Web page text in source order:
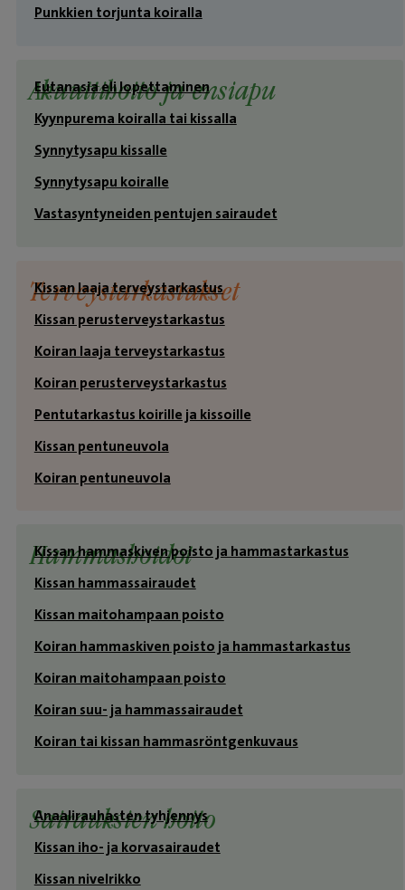
Punkkien torjunta koiralla
Akuuttihoito ja ensiapu
Eutanasia eli lopettaminen
Kyynpurema koiralla tai kissalla
Synnytysapu kissalle
Synnytysapu koiralle
Vastasyntyneiden pentujen sairaudet
Terveystarkastukset
Kissan laaja terveystarkastus
Kissan perusterveystarkastus
Koiran laaja terveystarkastus
Koiran perusterveystarkastus
Pentutarkastus koirille ja kissoille
Kissan pentuneuvola
Koiran pentuneuvola
Hammashoidot
Kissan hammaskiven poisto ja hammastarkastus
Kissan hammassairaudet
Kissan maitohampaan poisto
Koiran hammaskiven poisto ja hammastarkastus
Koiran maitohampaan poisto
Koiran suu- ja hammassairaudet
Koiran tai kissan hammasröntgenkuvaus
Sairauksien hoito
Anaalirauhasten tyhjennys
Kissan iho- ja korvasairaudet
Kissan nivelrikko